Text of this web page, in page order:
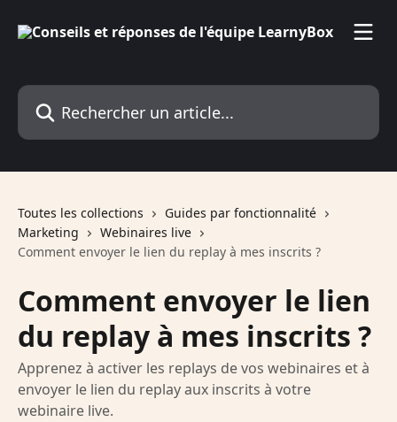
Rechercher un article...
Toutes les collections
Guides par fonctionnalité
Marketing
Webinaires live
Comment envoyer le lien du replay à mes inscrits ?
Comment envoyer le lien
du replay à mes inscrits ?
Apprenez à activer les replays de vos webinaires et à
envoyer le lien du replay aux inscrits à votre
webinaire live.